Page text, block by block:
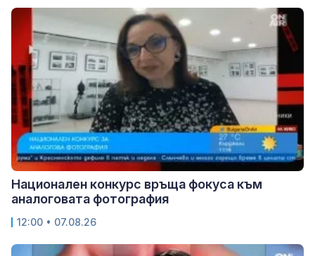
Национален конкурс връща фокуса към
аналоговата фотография
12:00 • 07.08.26